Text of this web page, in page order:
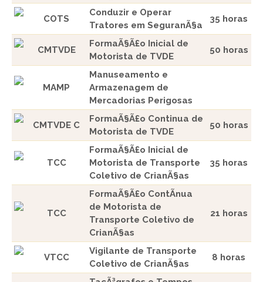
COTS
Conduzir e Operar
Tratores em SeguranÃ§a
35 horas
CMTVDE
FormaÃ§Ã£o Inicial de
Motorista de TVDE
50 horas
MAMP
Manuseamento e
Armazenagem de
Mercadorias Perigosas
CMTVDE C
FormaÃ§Ã£o Continua de
Motorista de TVDE
50 horas
TCC
FormaÃ§Ã£o Inicial de
Motorista de Transporte
Coletivo de CrianÃ§as
35 horas
TCC
FormaÃ§Ã£o ContÃ­nua
de Motorista de
Transporte Coletivo de
CrianÃ§as
21 horas
VTCC
Vigilante de Transporte
Coletivo de CrianÃ§as
8 horas